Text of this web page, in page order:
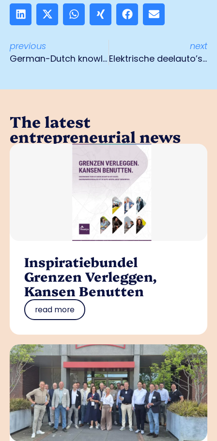
previous
German-Dutch knowledge and networking event 12 September
next
Elektrische deelauto’s in Venlo
The latest
entrepreneurial news
Inspiratiebundel
Grenzen Verleggen,
Kansen Benutten
read more